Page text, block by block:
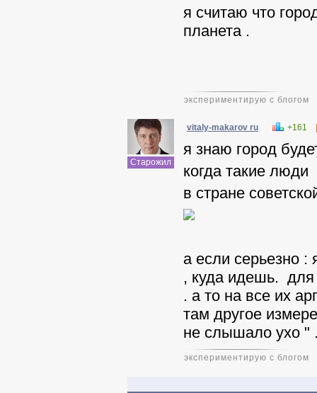
я считаю что
планета .
экспериментирую с блогом
Старожил
vitaly-makarov ru +161
я знаю город
когда такие люди
в стране
а если серьезно :
, куда идешь. для
. а то на все их
там другое
не слышало ухо "
экспериментирую с блогом